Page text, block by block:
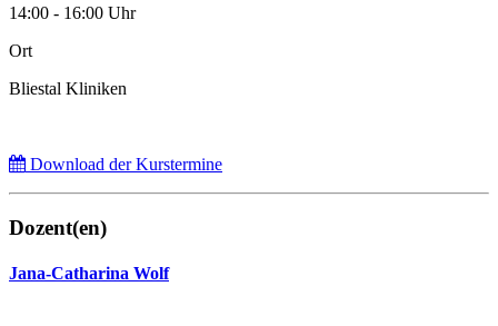
14:00 - 16:00 Uhr
Ort
Bliestal Kliniken
Download der Kurstermine
Dozent(en)
Jana-Catharina Wolf